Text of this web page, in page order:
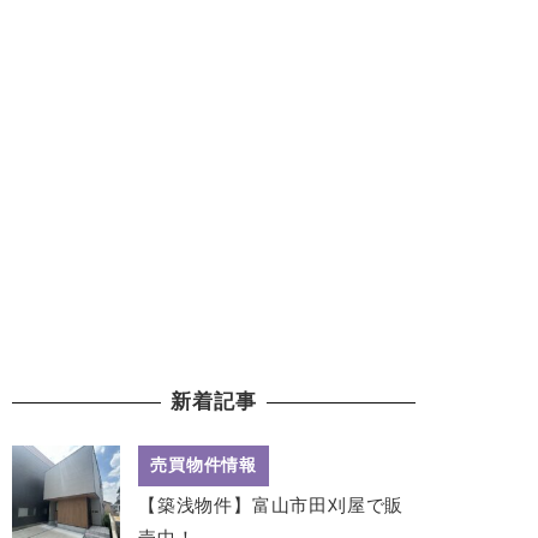
新着記事
売買物件情報
【築浅物件】富山市田刈屋で販